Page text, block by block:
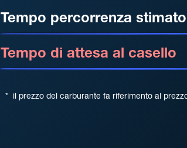
Tempo percorrenza stimato
Tempo di attesa al casello
* il prezzo del carburante fa riferimento al